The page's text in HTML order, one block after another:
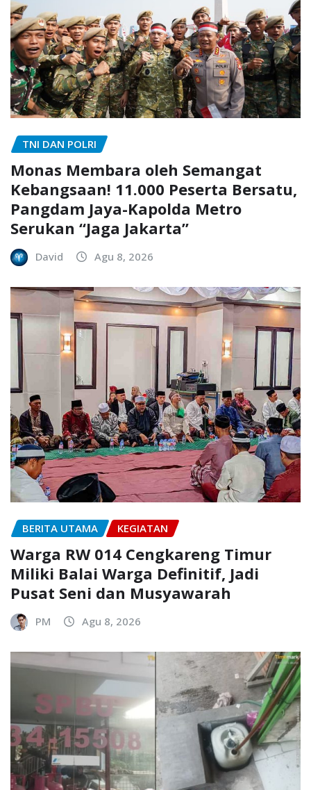
TNI DAN POLRI
Monas Membara oleh Semangat
Kebangsaan! 11.000 Peserta Bersatu,
Pangdam Jaya-Kapolda Metro
Serukan “Jaga Jakarta”
David Agu 8, 2026
BERITA UTAMA KEGIATAN
Warga RW 014 Cengkareng Timur
Miliki Balai Warga Definitif, Jadi
Pusat Seni dan Musyawarah
PM Agu 8, 2026